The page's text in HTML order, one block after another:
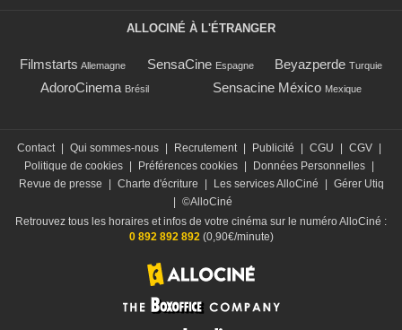
ALLOCINÉ À L'ÉTRANGER
Filmstarts Allemagne SensaCine Espagne Beyazperde Turquie
AdoroCinema Brésil Sensacine México Mexique
Contact Qui sommes-nous Recrutement Publicité CGU CGV
Politique de cookies
Préférences cookies Données Personnelles
Revue de presse
Charte d'écriture Les services AlloCiné
Gérer Utiq
©AlloCiné
Retrouvez tous les horaires et infos de votre cinéma sur le numéro AlloCiné :
0 892 892 892(0,90€/minute)